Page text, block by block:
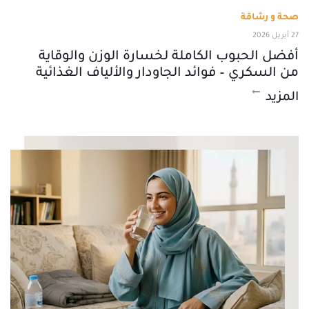
صحة و رشاقة
27 أبريل 2026
أفضل الحبوب الكاملة لخسارة الوزن والوقاية
من السكري – فوائد الجاودار والألياف الغذائية
المزيد